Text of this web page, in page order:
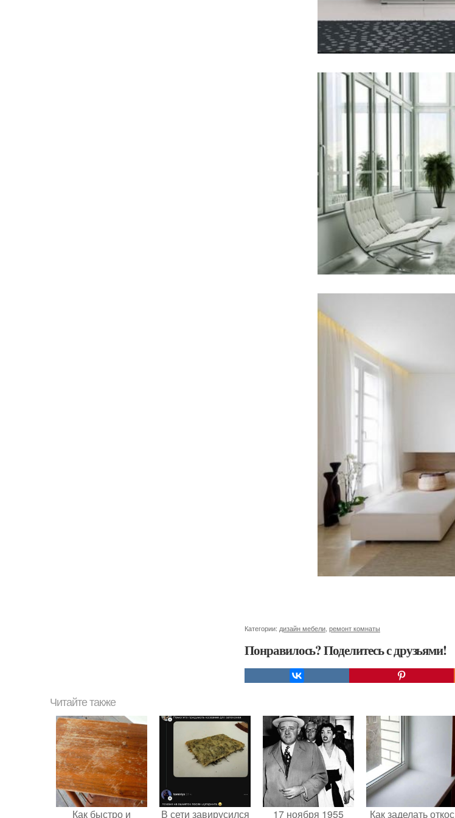
Категории: дизайн мебели ремонт комнаты
Понравилось? Поделитесь с друзьями!
Читайте также
Как быстро и В сети завирусился 17 ноября 1955 Как заделать откос